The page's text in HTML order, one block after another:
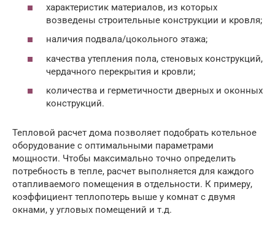
характеристик материалов, из которых
возведены строительные конструкции и кровля;
наличия подвала/цокольного этажа;
качества утепления пола, стеновых конструкций,
чердачного перекрытия и кровли;
количества и герметичности дверных и оконных
конструкций.
Тепловой расчет дома позволяет подобрать котельное
оборудование с оптимальными параметрами
мощности. Чтобы максимально точно определить
потребность в тепле, расчет выполняется для каждого
отапливаемого помещения в отдельности. К примеру,
коэффициент теплопотерь выше у комнат с двумя
окнами, у угловых помещений и т.д.